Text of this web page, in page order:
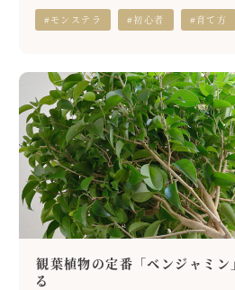
#モンステラ #初心者 #育て方
観葉植物の定番「ベンジャミ
る